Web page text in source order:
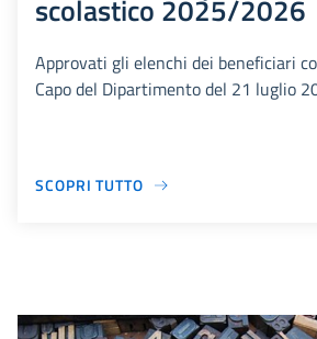
scolastico 2025/2026
Approvati gli elenchi dei beneficiari
Capo del Dipartimento del 21 luglio
SCOPRI TUTTO